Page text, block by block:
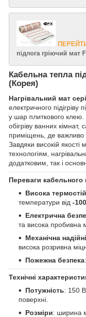
підлога гріючий мат
Кабельна тепла
(Корея)
Нагрівальний мат
електричного
у шар плиткового клею.
обігріву ванних кімнат,
приміщень, де важливо
Завдяки високій якості
технологіям,
додатковим, так і
Переваги кабельного
Висока
температури від -
Електрична
та висока пробивна
Механічна
висока розривна
Пожежна безпека
Технічні
Потужність: 150
поверхні.
Розміри: ширина